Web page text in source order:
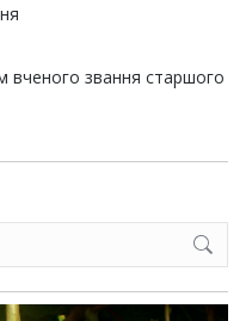
вченого звання старшого